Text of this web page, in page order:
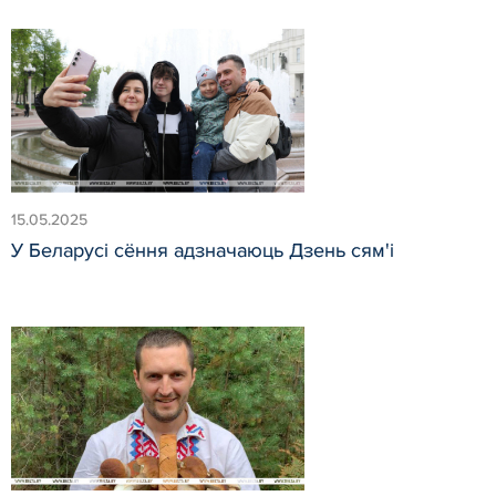
15.05.2025
У Беларусі сёння адзначаюць Дзень сям'і